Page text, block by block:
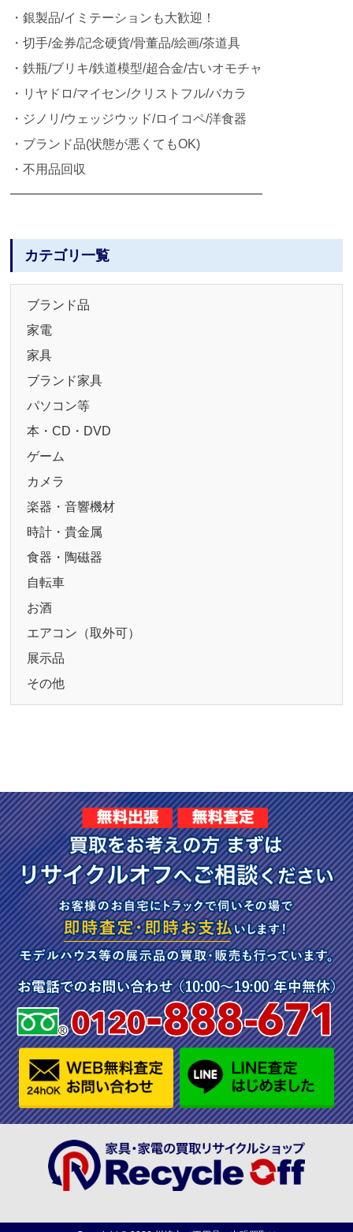
・銀製品/イミテーションも大歓迎！
・切手/金券/記念硬貨/骨董品/絵画/茶道具
・鉄瓶/ブリキ/鉄道模型/超合金/古いオモチャ
・リヤドロ/マイセン/クリストフル/バカラ
・ジノリ/ウェッジウッド/ロイコペ/洋食器
・ブランド品(状態が悪くてもOK)
・不用品回収
━━━━━━━━━━━━━━━━━━━━
カテゴリ一覧
ブランド品
家電
家具
ブランド家具
パソコン等
本・CD・DVD
ゲーム
カメラ
楽器・音響機材
時計・貴金属
食器・陶磁器
自転車
お酒
エアコン（取外可）
展示品
その他